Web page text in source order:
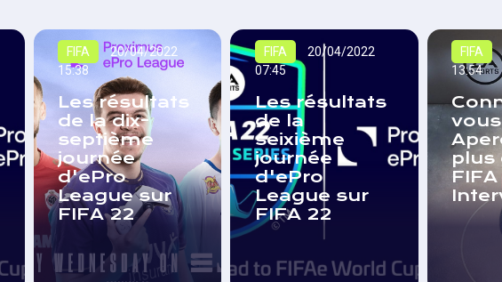
FIFA
20/04/2022
15:38
Les résultats
de la dix-
septième
journée
d'ePro
League sur
FIFA 22
FIFA
20/04/2022
07:45
Les résultats
de la
seixième
journée
d'ePro
League sur
FIFA 22
FIFA
13:54
plus